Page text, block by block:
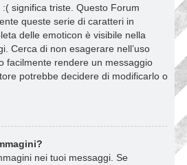
significa triste. Questo Forum
queste serie di caratteri in
delle emoticon è visibile nella
Cerca di non esagerare nell’uso
facilmente rendere un messaggio
potrebbe decidere di modificarlo o
nei tuoi messaggi. Se